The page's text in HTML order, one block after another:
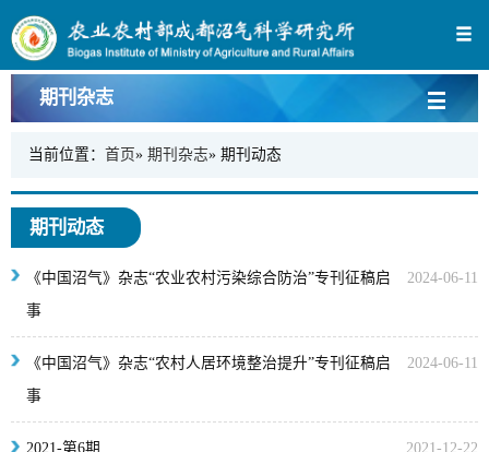
期刊杂志
当前位置： 首页» 期刊杂志» 期刊动态
期刊动态
2024-06-11
《中国沼气》杂志“农业农村污染综合防治”专刊征稿启
事
2024-06-11
《中国沼气》杂志“农村人居环境整治提升”专刊征稿启
事
2021-12-22
2021-第6期